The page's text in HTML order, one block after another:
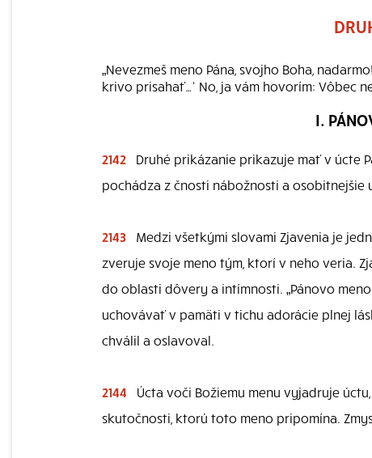
„Nevezmeš meno Pána, svojho Boha,
krivo prisahať…‘ No, ja vám hovorím: Vôbec
I.
2142
Druhé prikázanie prikazuje mať v úcte
pochádza z čnosti nábožnosti a osobitnejšie
2143 Medzi všetkými slovami Zjavenia je
zveruje svoje meno tým, ktorí v neho veria.
do oblasti dôvery a intímnosti. „Pánovo meno
uchovávať v pamäti v tichu adorácie plnej
chválil a oslavoval.
2144
Úcta voči Božiemu menu vyjadruje
skutočnosti, ktorú toto meno pripomína.